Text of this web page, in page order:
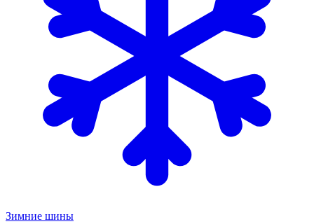
Зимние шины